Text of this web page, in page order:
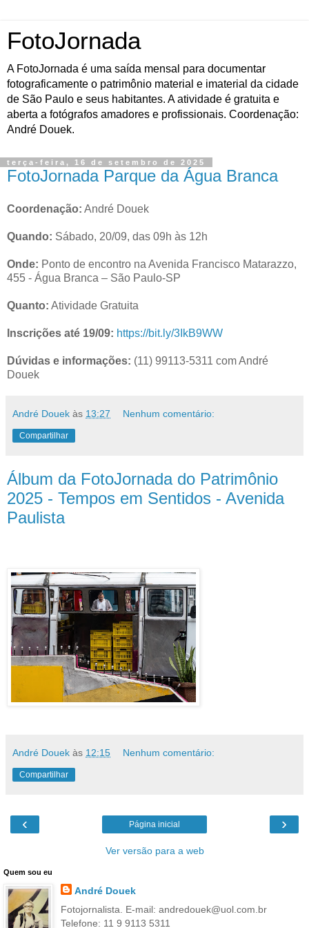
FotoJornada
A FotoJornada é uma saída mensal para documentar
fotograficamente o patrimônio material e imaterial da cidade
de São Paulo e seus habitantes. A atividade é gratuita e
aberta a fotógrafos amadores e profissionais. Coordenação:
André Douek.
terça-feira, 16 de setembro de 2025
FotoJornada Parque da Água Branca
Coordenação: André Douek
Quando: Sábado, 20/09, das 09h às 12h
Onde: Ponto de encontro na Avenida Francisco Matarazzo,
455 - Água Branca – São Paulo-SP
Quanto: Atividade Gratuita
Inscrições até 19/09: https://bit.ly/3IkB9WW
Dúvidas e informações: (11) 99113-5311 com André
Douek
André Douek às 13:27 Nenhum comentário:
Compartilhar
Álbum da FotoJornada do Patrimônio
2025 - Tempos em Sentidos - Avenida
Paulista
André Douek às 12:15 Nenhum comentário:
Compartilhar
‹ ›
Página inicial
Ver versão para a web
Quem sou eu
André Douek
Fotojornalista. E-mail: andredouek@uol.com.br
Telefone: 11 9 9113 5311